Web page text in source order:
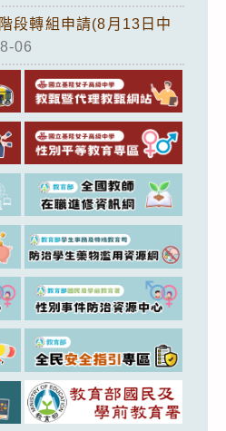
段轉組申請(8月13日中
06